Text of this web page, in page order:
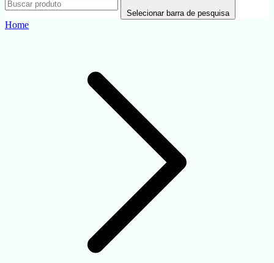
Selecionar barra de pesquisa
Home